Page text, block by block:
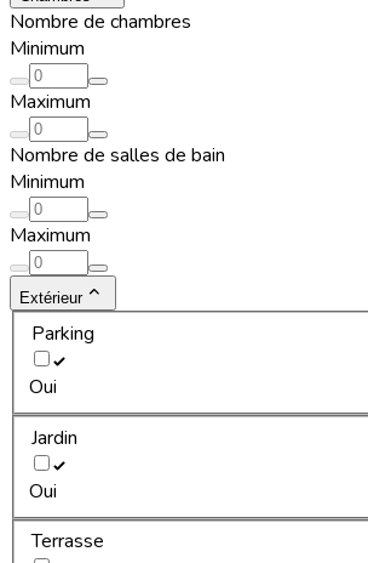
Nombre de chambres
Minimum
Maximum
Nombre de salles de bain
Minimum
Maximum
Extérieur
Parking
Oui
Jardin
Oui
Terrasse